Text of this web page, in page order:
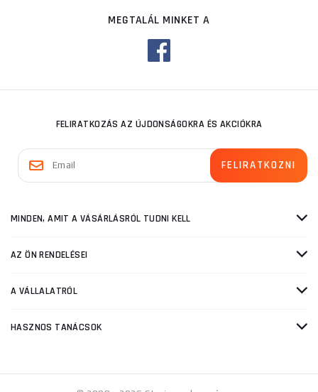
MEGTALÁL MINKET A
FELIRATKOZÁS AZ ÚJDONSÁGOKRA ÉS AKCIÓKRA
MINDEN, AMIT A VÁSÁRLÁSRÓL TUDNI KELL
AZ ÖN RENDELÉSEI
A VÁLLALATRÓL
HASZNOS TANÁCSOK